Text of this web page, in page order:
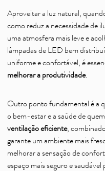
Aproveitar a luz natural,
como reduz a necessidade de
uma atmosfera mais leve e
lâmpadas de LED bem
uniforme e confortável, é
melhorar a produtividade.
Outro ponto fundamental é a
o bem-estar e a saúde de
ventilação eficiente,
garante um ambiente mais
melhorar a sensação de
espaço mais seguro e saudável